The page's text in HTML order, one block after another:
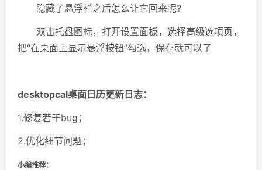
隐藏了悬浮栏之后怎么让它回来呢?
双击托盘图标，打开设置面板，选择高级选项页，
把“在桌面上显示悬浮按钮”勾选，保存就可以了
desktopcal桌面日历更新日志：
1.修复若干bug；
2.优化细节问题；
小编推荐：